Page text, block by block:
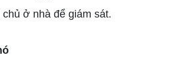
ở nhà để giám sát.